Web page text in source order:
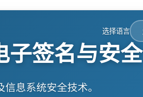
选择语言
子签名与安全
息系统安全技术。